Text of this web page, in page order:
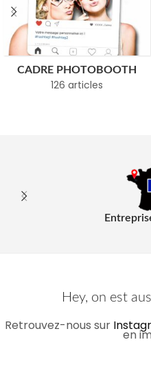
CADRE PHOTOBOOTH
126 articles
Hey, on est
Retrouvez-nous sur
en